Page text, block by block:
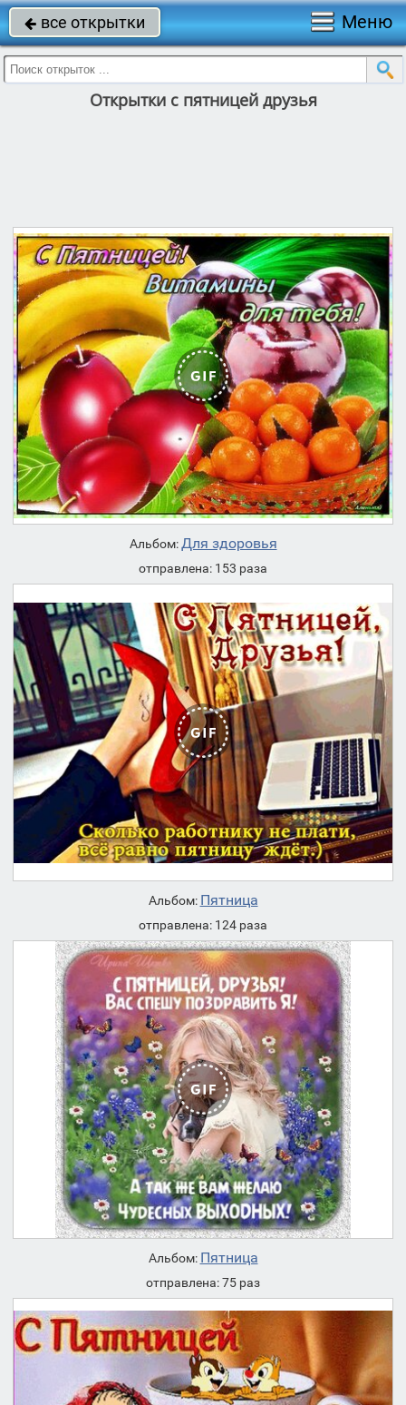
 все открытки Меню
Открытки с пятницей друзья
Альбом:Для здоровья
отправлена: 153 раза
Альбом: Пятница
отправлена: 124 раза
Альбом: Пятница
отправлена: 75 раз